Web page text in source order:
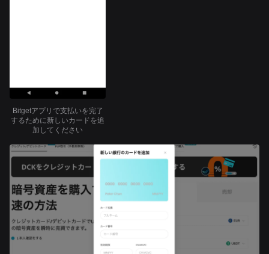
Bitgetアプリで支払いを完了
するために新しいカードを追
加してください